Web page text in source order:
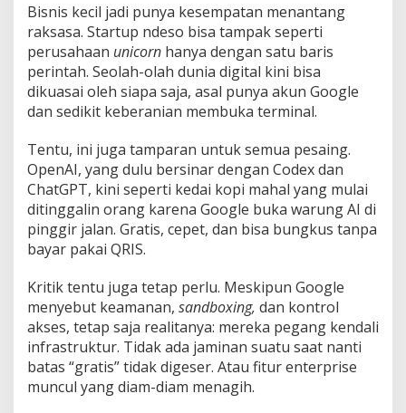
Bisnis kecil jadi punya kesempatan menantang
raksasa. Startup ndeso bisa tampak seperti
perusahaan unicorn hanya dengan satu baris
perintah. Seolah-olah dunia digital kini bisa
dikuasai oleh siapa saja, asal punya akun Google
dan sedikit keberanian membuka terminal.
Tentu, ini juga tamparan untuk semua pesaing.
OpenAI, yang dulu bersinar dengan Codex dan
ChatGPT, kini seperti kedai kopi mahal yang mulai
ditinggalin orang karena Google buka warung AI di
pinggir jalan. Gratis, cepet, dan bisa bungkus tanpa
bayar pakai QRIS.
Kritik tentu juga tetap perlu. Meskipun Google
menyebut keamanan, sandboxing, dan kontrol
akses, tetap saja realitanya: mereka pegang kendali
infrastruktur. Tidak ada jaminan suatu saat nanti
batas “gratis” tidak digeser. Atau fitur enterprise
muncul yang diam-diam menagih.